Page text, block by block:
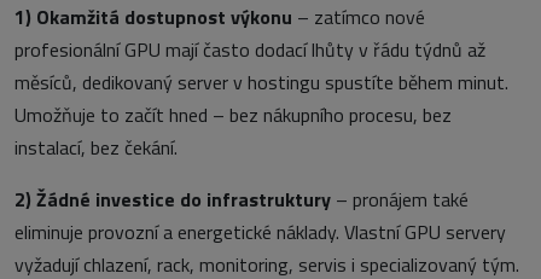
1) Okamžitá dostupnost výkonu – zatímco nové
profesionální GPU mají často dodací lhůty v řádu týdnů až
měsíců, dedikovaný server v hostingu spustíte během minut.
Umožňuje to začít hned – bez nákupního procesu, bez
instalací, bez čekání.
2) Žádné investice do infrastruktury – pronájem také
eliminuje provozní a energetické náklady. Vlastní GPU servery
vyžadují chlazení, rack, monitoring, servis i specializovaný tým.